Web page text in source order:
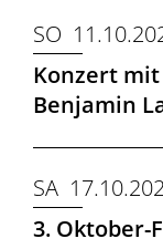
SO
Konzert
Benjamin
SA
3. Oktober-